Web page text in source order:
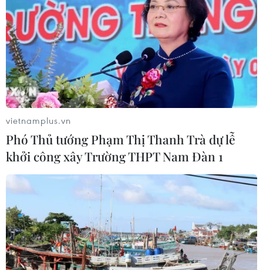
Cuộc tìm kiếm và vá lại
những 'trái tim lỗi '
07/08/2026 04:03
Xuất hiện áp thấp nhiệt đới
trên khu vực vịnh Bắc Bộ
07/08/2026 03:54
tập để mọi người dân đều
có cơ hội tiếp thu tri thức
07/08/2026 03:40
mặt bằng, đẩy nhanh đầu
tư các cụm công nghiệp
vietnamplus.vn
Phó Thủ tướng Phạm Thị Thanh Trà dự lễ
khởi công xây Trường THPT Nam Đàn 1